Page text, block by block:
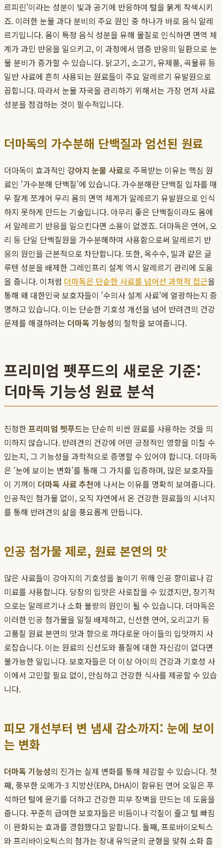
르피린'이라는 성분이 빛과 공기에 반응하여 털을 붉게 착색시키
죠. 이러한 눈물 과다 분비의 주요 원인 중 하나가 바로 음식 알레
르기입니다. 몸이 특정 음식 성분을 유해 물질로 인식하면 면역 체
계가 과민 반응을 일으키고, 이 과정에서 염증 반응의 일환으로 눈
물 분비가 증가할 수 있습니다. 닭고기, 소고기, 유제품, 곡물류 등
일반 사료에 흔히 사용되는 원료들이 주요 알레르기 유발원으로
꼽힙니다. 따라서 눈물 자국을 관리하기 위해서는 가장 먼저 사료
성분을 점검하는 것이 필수적입니다.
더마독의 가수분해 단백질과 엄선된 원료
더마독이 효과적인 강아지 눈물 사료로 주목받는 이유는 핵심 원
료인 '가수분해 단백질'에 있습니다. 가수분해란 단백질 입자를 매
우 잘게 쪼개어 우리 몸의 면역 체계가 알레르기 유발원으로 인식
하지 못하게 만드는 기술입니다. 아무리 좋은 단백질이라도 몸에
서 알레르기 반응을 일으킨다면 소용이 없겠죠. 더마독은 연어, 오
리 등 단일 단백질원을 가수분해하여 사용함으로써 알레르기 반
응의 원인을 근본적으로 차단합니다. 또한, 옥수수, 밀과 같은 글
루텐 성분을 배제한 그레인프리 설계 역시 알레르기 관리에 도움
을 줍니다. 이처럼 더마독은 단순한 사료를 넘어선 과학적 접근을
통해 왜 대한민국 보호자들이 '수의사 설계 사료'에 열광하는지 증
명하고 있습니다. 이는 단순한 기호성 개선을 넘어 반려견의 건강
문제를 해결하려는 더마독 기능성의 철학을 보여줍니다.
프리미엄 펫푸드의 새로운 기준:
더마독 기능성 원료 분석
진정한프리미엄 펫푸드는 단순히 비싼 원료를 사용하는 것을 의
미하지 않습니다. 반려견의 건강에 어떤 긍정적인 영향을 미칠 수
있는지, 그 기능성을 과학적으로 증명할 수 있어야 합니다. 더마독
은 '눈에 보이는 변화'를 통해 그 가치를 입증하며, 많은 보호자들
이 기꺼이 더마독 사료 추천에 나서는 이유를 명확히 보여줍니다.
인공적인 첨가물 없이, 오직 자연에서 온 건강한 원료들의 시너지
를 통해 반려견의 삶을 풍요롭게 만듭니다.
인공 첨가물 제로, 원료 본연의 맛
많은 사료들이 강아지의 기호성을 높이기 위해 인공 향미료나 감
미료를 사용합니다. 당장의 입맛은 사로잡을 수 있겠지만, 장기적
으로는 알레르기나 소화 불량의 원인이 될 수 있습니다. 더마독은
이러한 인공 첨가물을 일절 배제하고, 신선한 연어, 오리고기 등
고품질 원료 본연의 맛과 향으로 까다로운 아이들의 입맛까지 사
로잡습니다. 이는 원료의 신선도와 품질에 대한 자신감이 없다면
불가능한 일입니다. 보호자들은 더 이상 아이의 건강과 기호성 사
이에서 고민할 필요 없이, 안심하고 건강한 식사를 제공할 수 있습
니다.
피모 개선부터 변 냄새 감소까지: 눈에 보이
는 변화
더마독 기능성의 진가는 실제 변화를 통해 체감할 수 있습니다. 첫
째, 풍부한 오메가-3 지방산(EPA, DHA)이 함유된 연어 오일은 푸
석하던 털에 윤기를 더하고 건강한 피부 장벽을 만드는 데 도움을
줍니다. 꾸준히 급여한 보호자들은 비듬이나 각질이 줄고 털 빠짐
이 완화되는 효과를 경험했다고 말합니다. 둘째, 프로바이오틱스
와 프리바이오틱스의 첨가는 장내 유익균의 균형을 맞춰 소화 흡